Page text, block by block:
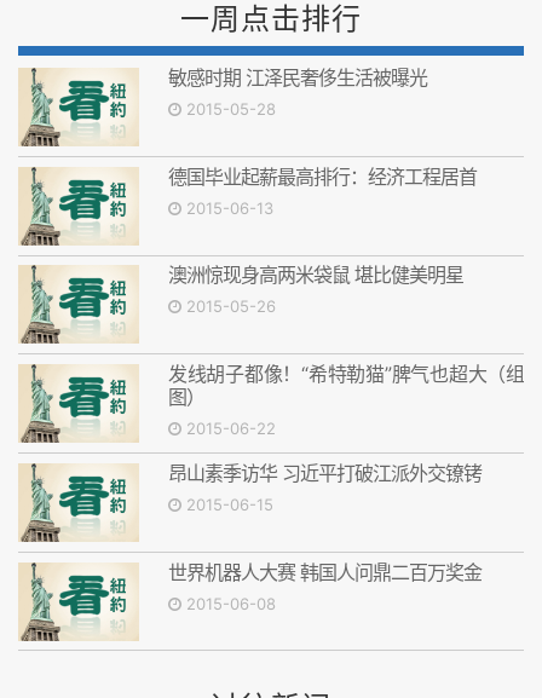
一周点击排行
敏感时期 江泽民奢侈生活被曝光
2015-05-28
德国毕业起薪最高排行：经济工程居首
2015-06-13
澳洲惊现身高两米袋鼠 堪比健美明星
2015-05-26
发线胡子都像！“希特勒猫”脾气也超大（组
图）
2015-06-22
昂山素季访华 习近平打破江派外交镣铐
2015-06-15
世界机器人大赛 韩国人问鼎二百万奖金
2015-06-08